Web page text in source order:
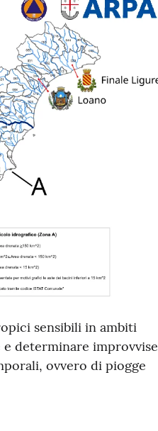
sensibili in ambiti
determinare improvvise
ovvero di piogge